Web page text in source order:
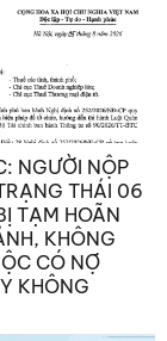
NGƯỜI NỘP
THÁI 06
TẠM HOÃN
KHÔNG
CÓ NỢ
KHÔNG